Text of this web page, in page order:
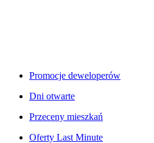
Promocje deweloperów
Dni otwarte
Przeceny mieszkań
Oferty Last Minute